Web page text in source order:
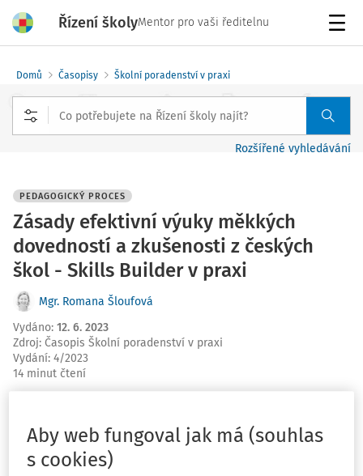
Řízení školyMentor pro vaši ředitelnu
Domů Časopisy Školní poradenství v praxi
Rozšířené vyhledávání
PEDAGOGICKÝ PROCES
Zásady efektivní výuky měkkých
dovedností a zkušenosti z českých
škol - Skills Builder v praxi
Mgr. Romana Šloufová
Vydáno: 12. 6. 2023
Zdroj: Časopis Školní poradenství v praxi
Vydání: 4/2023
14 minut čtení
možnost dostat se v jejich rozvoji co nejdále, je
ústředním tématem následujících řádků. Metodika
Skills Builder se zaměřuje na osm měkkých dovedností.
Aby web fungoval jak má (souhlas
s cookies)